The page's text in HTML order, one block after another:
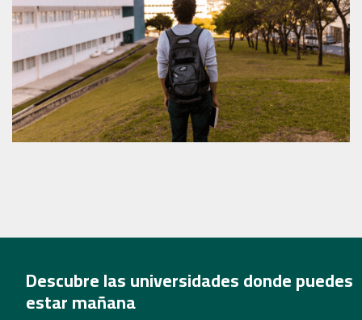
Descubre las universidades donde puedes
estar mañana